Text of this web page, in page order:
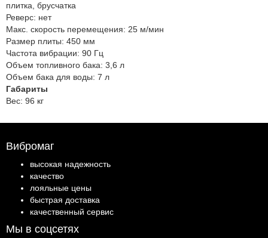
плитка, брусчатка
Реверс: нет
Макс. скорость перемещения: 25 м/мин
Размер плиты: 450 мм
Частота вибрации: 90 Гц
Объем топливного бака: 3,6 л
Объем бака для воды: 7 л
Габариты
Вес: 96 кг
Вибромаг
высокая надежность
качество
лояльные цены
быстрая доставка
качественный сервис
Мы в соцсетях